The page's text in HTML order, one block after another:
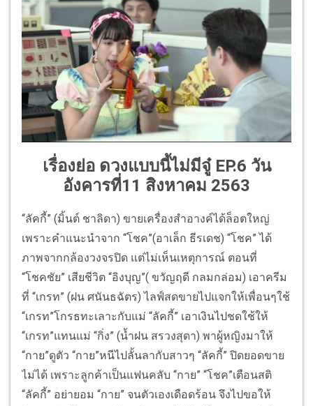
เรื่องย่อ ดวงแบบนี้ไม่มีจู๋ EP.6 วัน
อังคารที่11 สิงหาคม 2563
“ลัคกี้” (มิ้นต์ ชาลิดา) ขายเครื่องสำอางค์ได้ล็อตใหญ่
เพราะคำแนะนำจาก “โชค”(อาเล็ก ธีรเดช) “โชค” ได้
ภาพจากกล้องวงจรปิด แต่ไม่เห็นเหตุการณ์ ตอนที่
“โชคชัย” เสียชีวิต “อิงบุญ”( ขวัญฤดี กลมกล่อม) เอาครีม
ที่ “เกรท” (ฝน ศนันธฉัตร) ไลฟ์สดขายไปแจกให้เพื่อนๆใช้
“เกรท”โกรธทะเลาะกับแม่ “ลัคกี้” เอาเงินไปชดใช้ให้
“เกรท”แทนแม่ “กิ่ง” (น้ำฝน สรวงสุดา) พาผู้หญิงมาให้
“กาย”ดูตัว “กาย”หนีไปลั้นลากับสาวๆ “ลัคกี้” ปิดยอดขาย
ไม่ได้ เพราะลูกค้าเป็นแฟนคลับ “กาย” “โชค”เตือนสติ
“ลัคกี้” อย่ายอม “กาย” จนตัวเองเดือดร้อน จึงไปขอให้